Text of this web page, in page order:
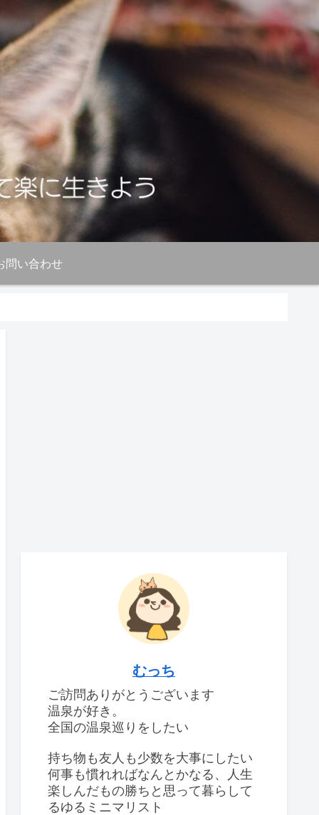
問い合わせ
むっち
ご訪問ありがとうございます
温泉が好き。
全国の温泉巡りをしたい
持ち物も友人も少数を大事にしたい
何事も慣れればなんとかなる、人生
楽しんだもの勝ちと思って暮らして
るゆるミニマリスト